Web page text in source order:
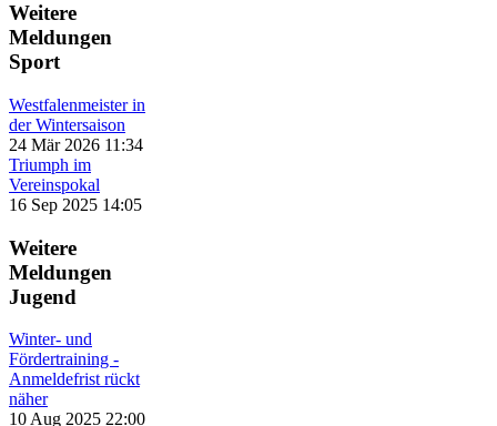
Weitere
Meldungen
Sport
Westfalenmeister in
der Wintersaison
24 Mär 2026 11:34
Triumph im
Vereinspokal
16 Sep 2025 14:05
Weitere
Meldungen
Jugend
Winter- und
Fördertraining -
Anmeldefrist rückt
näher
10 Aug 2025 22:00